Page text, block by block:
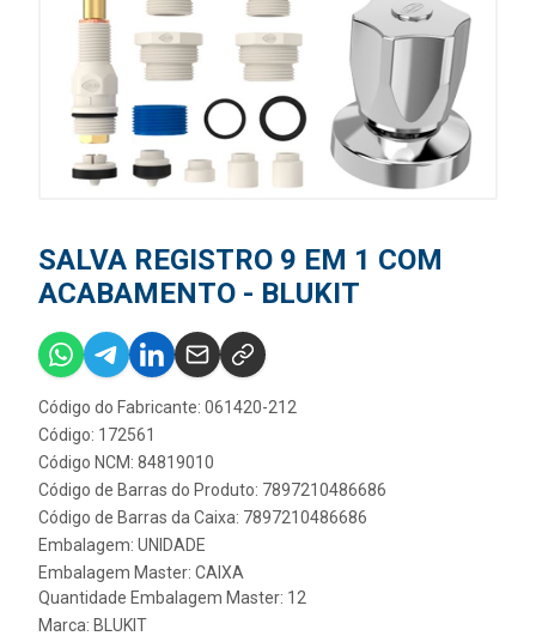
SALVA REGISTRO 9 EM 1 COM
ACABAMENTO - BLUKIT
Código do Fabricante: 061420-212
Código: 172561
Código NCM: 84819010
Código de Barras do Produto: 7897210486686
Código de Barras da Caixa: 7897210486686
Embalagem: UNIDADE
Embalagem Master: CAIXA
Quantidade Embalagem Master: 12
Marca: BLUKIT